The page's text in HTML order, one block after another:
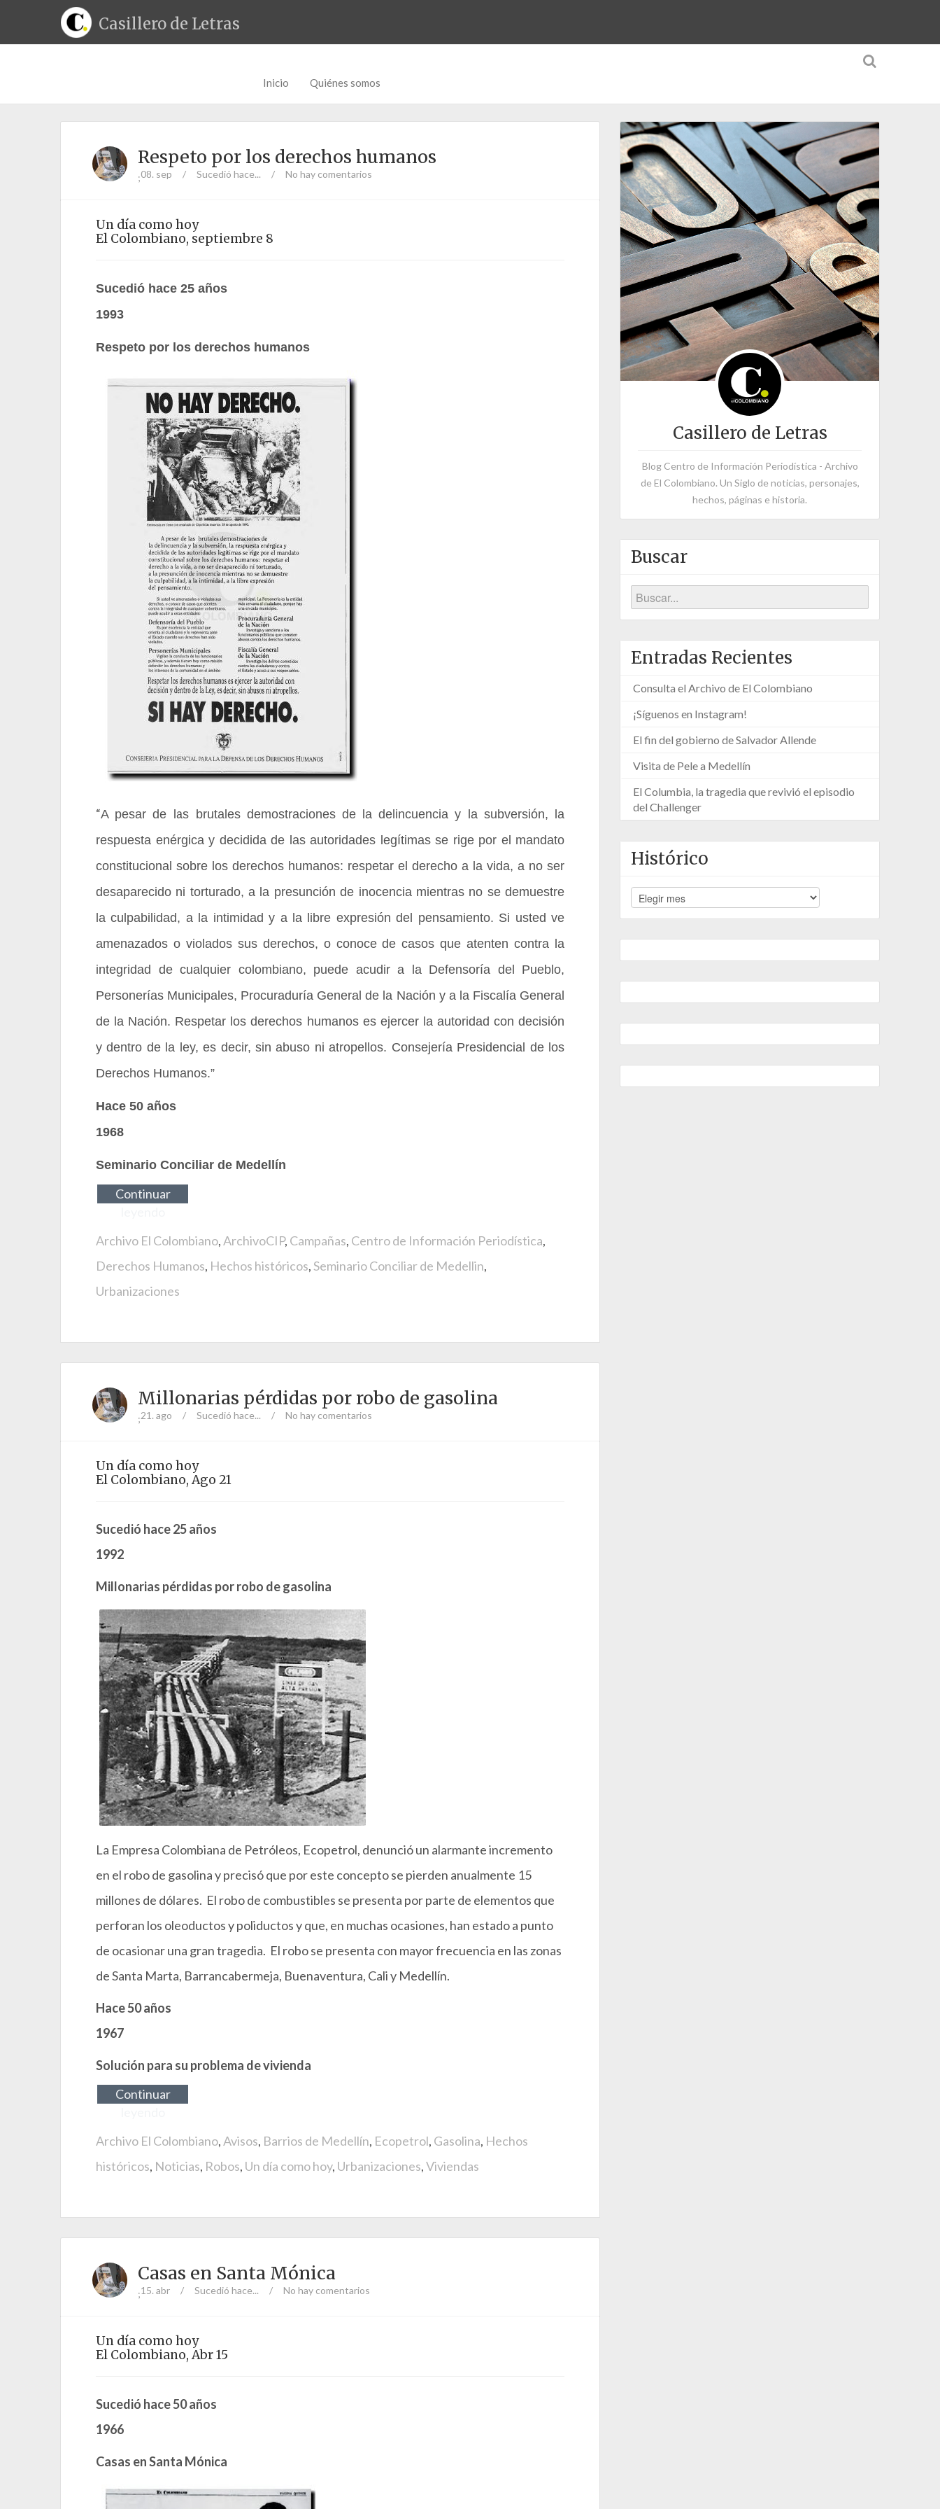
Casillero de Letras
Inicio Quiénes somos
Respeto por los derechos humanos
;08. sep / Sucedió hace... / No hay comentarios
Un día como hoy
El Colombiano, septiembre 8
Sucedió hace 25 años
1993
Respeto por los derechos humanos
“A pesar de las brutales demostraciones de la delincuencia y la subversión, la
respuesta enérgica y decidida de las autoridades legítimas se rige por el mandato
constitucional sobre los derechos humanos: respetar el derecho a la vida, a no ser
desaparecido ni torturado, a la presunción de inocencia mientras no se demuestre
la culpabilidad, a la intimidad y a la libre expresión del pensamiento. Si usted ve
amenazados o violados sus derechos, o conoce de casos que atenten contra la
integridad de cualquier colombiano, puede acudir a la Defensoría del Pueblo,
Personerías Municipales, Procuraduría General de la Nación y a la Fiscalía General
de la Nación. Respetar los derechos humanos es ejercer la autoridad con decisión
y dentro de la ley, es decir, sin abuso ni atropellos. Consejería Presidencial de los
Derechos Humanos.”
Hace 50 años
1968
Seminario Conciliar de Medellín
Continuar
Archivo El Colombiano,ArchivoCIP, Campañas, Centro de Información Periodística,
Derechos Humanos, Hechos históricos,Seminario Conciliar de Medellin,
Urbanizaciones
Millonarias pérdidas por robo de gasolina
;21. ago / Sucedió hace... / No hay comentarios
Un día como hoy
El Colombiano, Ago 21
Sucedió hace 25 años
1992
Millonarias pérdidas por robo de gasolina
La Empresa Colombiana de Petróleos, Ecopetrol, denunció un alarmante incremento
en el robo de gasolina y precisó que por este concepto se pierden anualmente 15
millones de dólares. El robo de combustibles se presenta por parte de elementos que
perforan los oleoductos y poliductos y que, en muchas ocasiones, han estado a punto
de ocasionar una gran tragedia. El robo se presenta con mayor frecuencia en las zonas
de Santa Marta, Barrancabermeja, Buenaventura, Cali y Medellín.
Hace 50 años
1967
Solución para su problema de vivienda
Continuar
Archivo El Colombiano,Avisos, Barrios de Medellín, Ecopetrol, Gasolina, Hechos
históricos, Noticias, Robos, Un día como hoy, Urbanizaciones,Viviendas
Casas en Santa Mónica
;15. abr / Sucedió hace... / No hay comentarios
Un día como hoy
El Colombiano, Abr 15
Sucedió hace 50 años
1966
Casas en Santa Mónica
Casillero de Letras
Blog Centro de Información Periodística - Archivo
de El Colombiano. Un Siglo de noticias, personajes,
hechos, páginas e historia.
Buscar
Entradas Recientes
Consulta el Archivo de El Colombiano
¡Síguenos en Instagram!
El fin del gobierno de Salvador Allende
Visita de Pele a Medellín
El Columbia, la tragedia que revivió el episodio
del Challenger
Histórico